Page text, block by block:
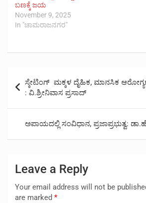
ಬಣಕ್ಕೆ ಜಯ
November 9, 2025
In "ಚಾಮರಾಜನಗರ"
navigation
ಸ್ಕೇಟಿಂಗ್ ಮಕ್ಕಳ ದೈಹಿಕ, ಮಾನಸಿಕ
: ವಿ.ಶ್ರೀನಿವಾಸ ಪ್ರಸಾದ್
ಅಪಾಯದಲ್ಲಿ ಸಂವಿಧಾನ, ಪ್ರಜಾಪ್ರಭುತ್ವ:
Leave a Reply
Your email address will not be
are marked *